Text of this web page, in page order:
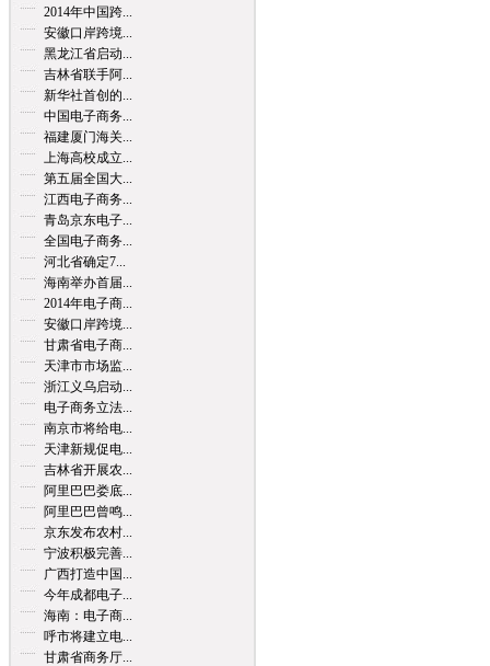
2014年中国跨...
安徽口岸跨境...
黑龙江省启动...
吉林省联手阿...
新华社首创的...
中国电子商务...
福建厦门海关...
上海高校成立...
第五届全国大...
江西电子商务...
青岛京东电子...
全国电子商务...
河北省确定7...
海南举办首届...
2014年电子商...
安徽口岸跨境...
甘肃省电子商...
天津市市场监...
浙江义乌启动...
电子商务立法...
南京市将给电...
天津新规促电...
吉林省开展农...
阿里巴巴娄底...
阿里巴巴曾鸣...
京东发布农村...
宁波积极完善...
广西打造中国...
今年成都电子...
海南：电子商...
呼市将建立电...
甘肃省商务厅...